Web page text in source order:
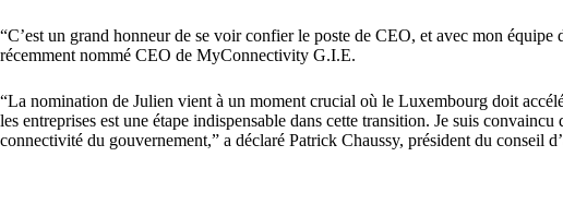
“C’est un grand honneur de se voir confier le poste de CEO, et avec mon
récemment nommé CEO de MyConnectivity G.I.E.
“La nomination de Julien vient à un moment crucial où le Luxembourg doit
les entreprises est une étape indispensable dans cette transition. Je suis
connectivité du gouvernement,” a déclaré Patrick Chaussy, président du conseil